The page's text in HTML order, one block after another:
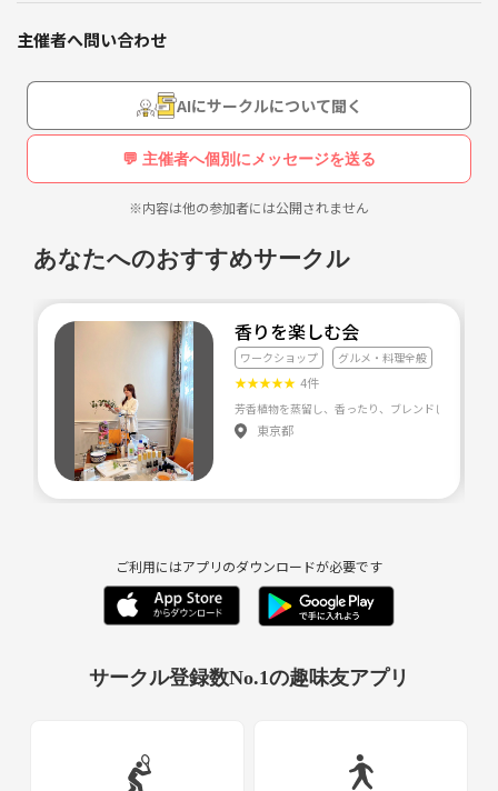
主催者へ問い合わせ
AIにサークルについて聞く
💬 主催者へ個別にメッセージを送る
※内容は他の参加者には公開されません
あなたへのおすすめサークル
香りを楽しむ会
ワークショップ グルメ・料理全般
★★★★★ 4件
東京都
ご利用にはアプリのダウンロードが必要です
サークル登録数No.1の趣味友アプリ